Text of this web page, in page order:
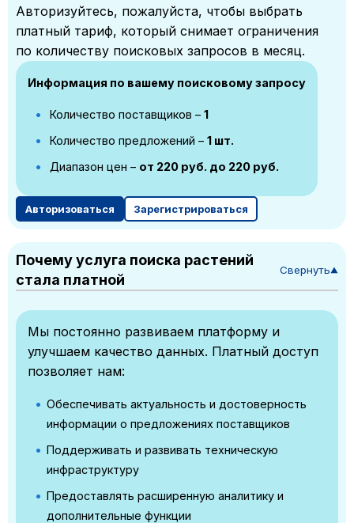
Авторизуйтесь, пожалуйста, чтобы выбрать
платный тариф, который снимает ограничения
по количеству поисковых запросов в месяц.
Информация по вашему поисковому запросу
Количество поставщиков – 1
Количество предложений – 1 шт.
Диапазон цен – от 220 руб. до 220 руб.
Авторизоваться Зарегистрироваться
Почему услуга поиска растений
стала платной
Свернуть▼
Мы постоянно развиваем платформу и
улучшаем качество данных. Платный доступ
позволяет нам:
Обеспечивать актуальность и достоверность
информации о предложениях поставщиков
Поддерживать и развивать техническую
инфраструктуру
Предоставлять расширенную аналитику и
дополнительные функции